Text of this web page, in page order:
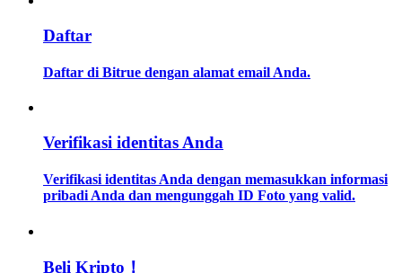
Strategi perdagangan
Daftar
Daftar di Bitrue dengan alamat email Anda.
Verifikasi identitas Anda
Verifikasi identitas Anda dengan memasukkan informasi
pribadi Anda dan mengunggah ID Foto yang valid.
Beli Kripto！